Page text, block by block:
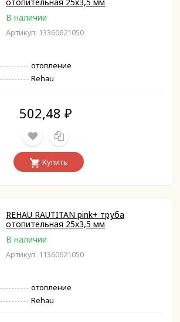
В наличии
Артикул: 13360621050
отопление
Rehau
502,48 ₽
Купить
REHAU RAUTITAN pink+ труба
отопительная 25х3,5 мм
В наличии
Артикул: 11360621050
отопление
Rehau